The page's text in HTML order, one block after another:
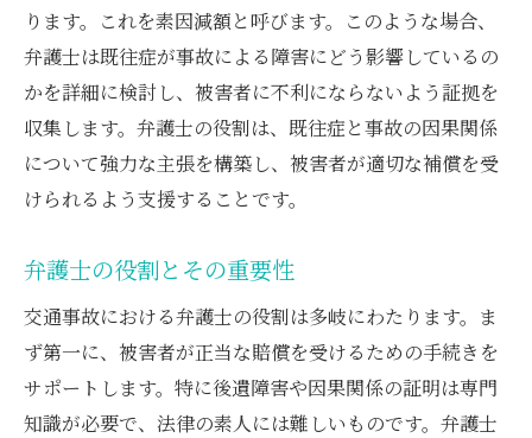
ります。これを素因減額と呼びます。このような場合、
弁護士は既往症が事故による障害にどう影響しているの
かを詳細に検討し、被害者に不利にならないよう証拠を
収集します。弁護士の役割は、既往症と事故の因果関係
について強力な主張を構築し、被害者が適切な補償を受
けられるよう支援することです。
弁護士の役割とその重要性
交通事故における弁護士の役割は多岐にわたります。ま
ず第一に、被害者が正当な賠償を受けるための手続きを
サポートします。特に後遺障害や因果関係の証明は専門
知識が必要で、法律の素人には難しいものです。弁護士